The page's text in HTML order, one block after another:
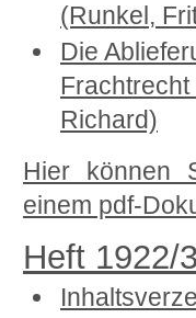
(Runkel,
Die
Richard)
Hier können
einem pdf-
Heft 1922/